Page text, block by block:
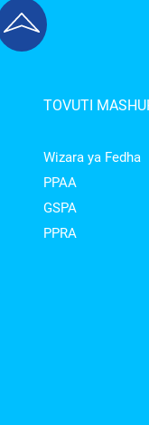
TOVUTI
Wizara ya Fedha
PPAA
GSPA
PPRA